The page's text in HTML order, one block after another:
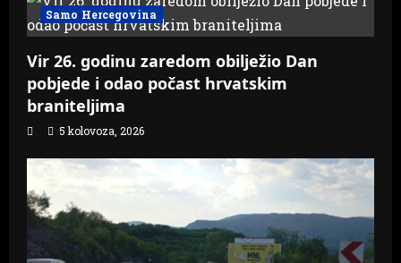
Samo Hercegovina
Vir 26. godinu zaredom obilježio Dan
pobjede i odao počast hrvatskim
braniteljima
5 kolovoza, 2026